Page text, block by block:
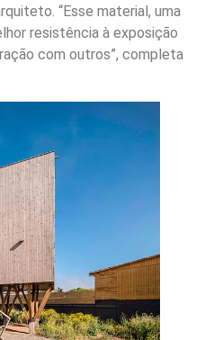
“Esse material, uma
resistência à exposição
com outros”, completa